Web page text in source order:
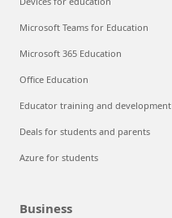
Microsoft Teams for Education
Microsoft 365 Education
Office Education
Educator training and development
Deals for students and parents
Azure for students
Business